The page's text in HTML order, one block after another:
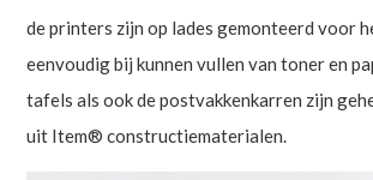
de printers zijn op lades gemonteerd voor
eenvoudig bij kunnen vullen van toner en
tafels als ook de postvakkenkarren zijn
uit Item® constructiematerialen.